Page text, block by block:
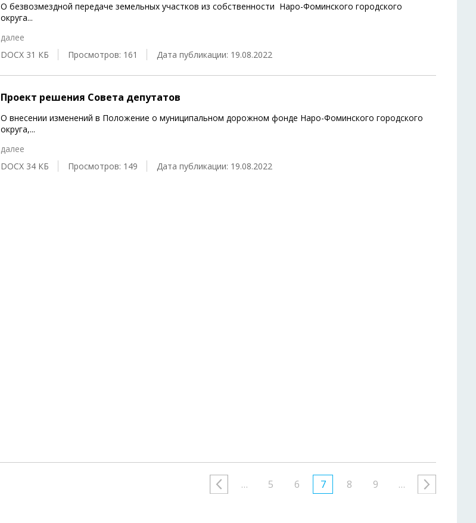
О безвозмездной передаче земельных участков из собственности Наро-Фоминского городского
округа...
далее
DOCX 31 КБ
Просмотров: 161 Дата публикации: 19.08.2022
Проект решения Совета депутатов
О внесении изменений в Положение о муниципальном дорожном фонде Наро-Фоминского городского
округа,...
далее
DOCX 34 КБ
Просмотров: 149 Дата публикации: 19.08.2022
… 5 6 7 8 9 …